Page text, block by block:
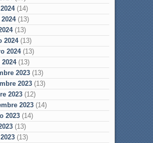
(14)
(13)
(13)
2024(13)
2024(13)
(13)
2023(13)
2023(13)
2023(12)
2023(14)
2023(14)
(13)
(13)